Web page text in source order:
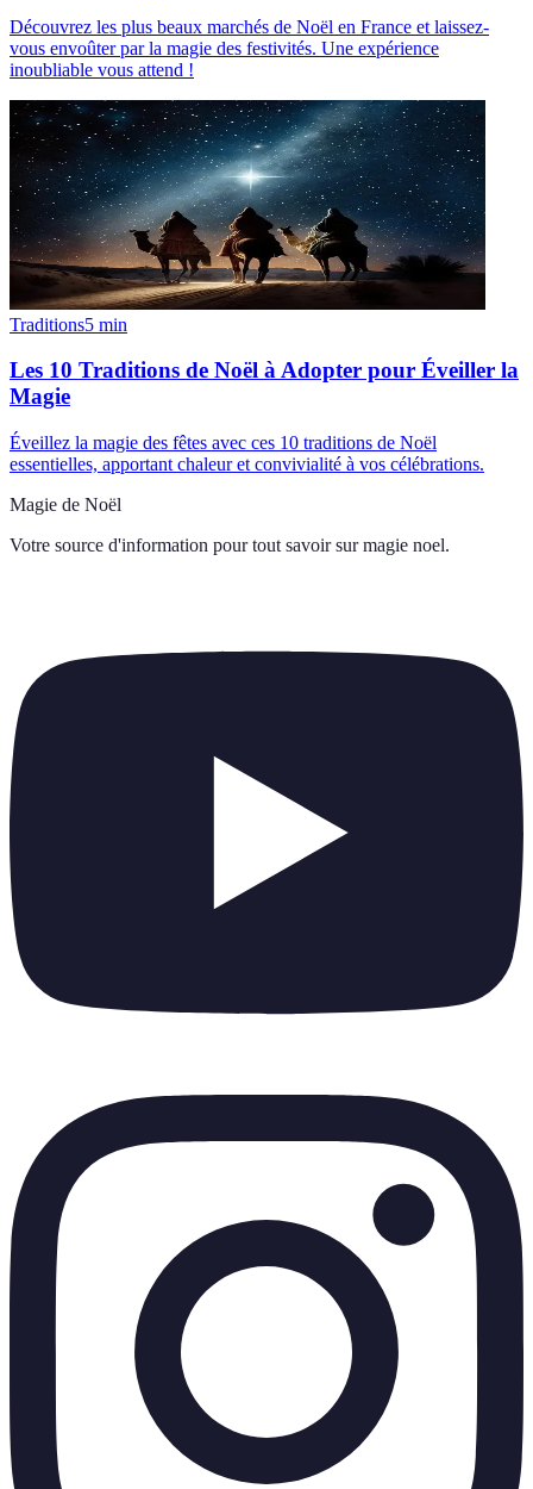
Découvrez les plus beaux marchés de Noël en France et laissez-
vous envoûter par la magie des festivités. Une expérience
inoubliable vous attend !
Traditions5 min
Les 10 Traditions de Noël à Adopter pour Éveiller la
Magie
Éveillez la magie des fêtes avec ces 10 traditions de Noël
essentielles, apportant chaleur et convivialité à vos célébrations.
Magie de Noël
Votre source d'information pour tout savoir sur magie noel.